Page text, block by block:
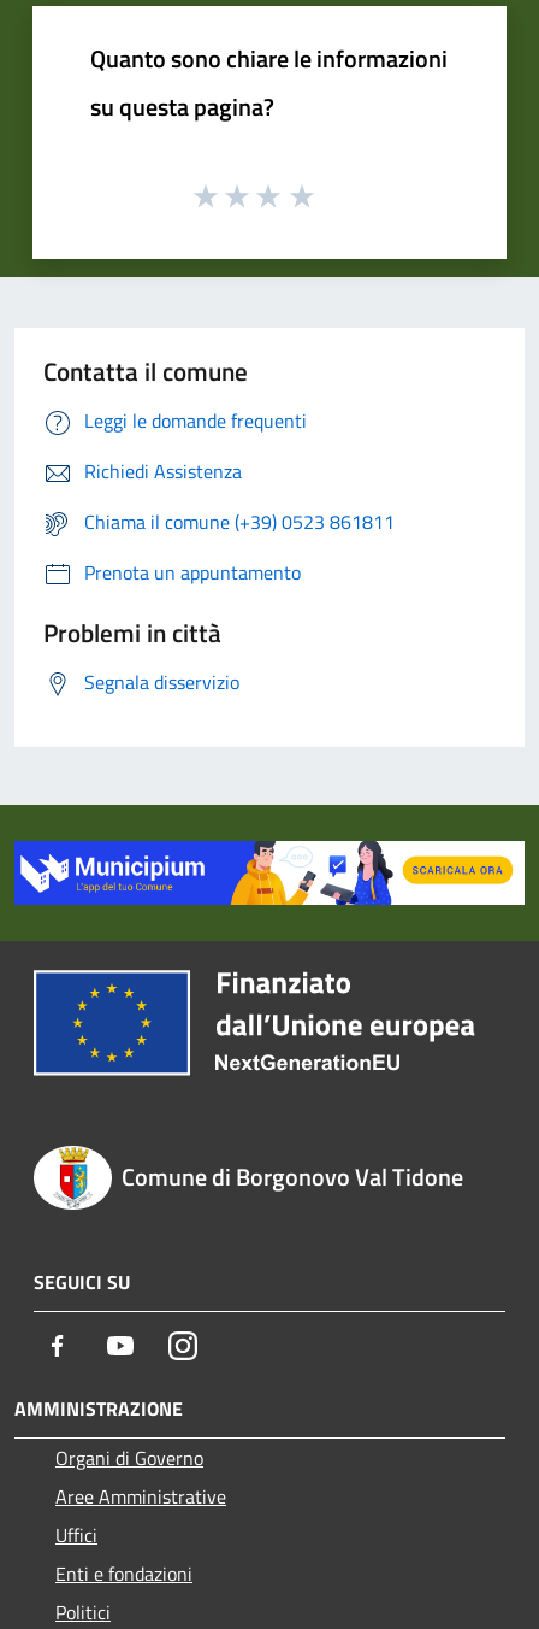
Quanto sono chiare le informazioni
su questa pagina?
Contatta il comune
Leggi le domande frequenti
Richiedi Assistenza
Chiama il comune (+39) 0523 861811
Prenota un appuntamento
Problemi in città
Segnala disservizio
Comune di Borgonovo Val Tidone
SEGUICI SU
Facebook YoutubeInstagram
AMMINISTRAZIONE
Organi di Governo
Aree Amministrative
Uffici
Enti e fondazioni
Politici